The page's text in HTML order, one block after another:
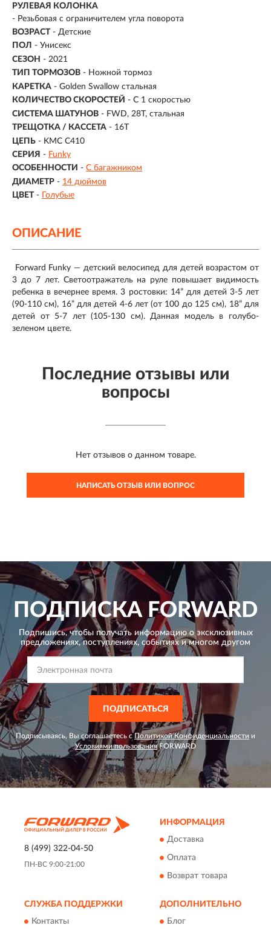
РУЛЕВАЯ КОЛОНКА
- Резьбовая с ограничителем угла поворота
ВОЗРАСТ - Детские
ПОЛ - Унисекс
СЕЗОН - 2021
ТИП ТОРМОЗОВ - Ножной тормоз
КАРЕТКА - Golden Swallow стальная
КОЛИЧЕСТВО СКОРОСТЕЙ - С 1 скоростью
СИСТЕМА ШАТУНОВ - FWD, 28T, cтальная
ТРЕЩОТКА / КАССЕТА - 16T
ЦЕПЬ - KMC C410
СЕРИЯ - Funky
ОСОБЕННОСТИ - С багажником
ДИАМЕТР - 14 дюймов
ЦВЕТ - Голубые
ОПИСАНИЕ
Forward Funky — детский велосипед для детей возрастом от
3 до 7 лет. Светоотражатель на руле повышает видимость
ребенка в вечернее время. 3 ростовки: 14” для детей 3-5 лет
(90-110 см), 16” для детей 4-6 лет (от 100 до 125 см), 18” для
детей от 5-7 лет (105-130 см). Данная модель в голубо-
зеленом цвете.
Последние отзывы или
вопросы
Нет отзывов о данном товаре.
НАПИСАТЬ ОТЗЫВ ИЛИ ВОПРОС
ПОДПИСКАFORWARD
Подпишись, чтобы получать информацию о эксклюзивных
предложениях,поступлениях, событиях и многом другом
ПОДПИСАТЬСЯ
Подписываясь, Вы соглашаетесь с Политикой Конфиденциальности и
Условиями пользованияFORWARD
8 (499) 322-04-50
ПН-ВС 9:00-21:00
ИНФОРМАЦИЯ
Доставка
Оплата
Возврат товара
СЛУЖБА ПОДДЕРЖКИ
Контакты
ДОПОЛНИТЕЛЬНО
Блог